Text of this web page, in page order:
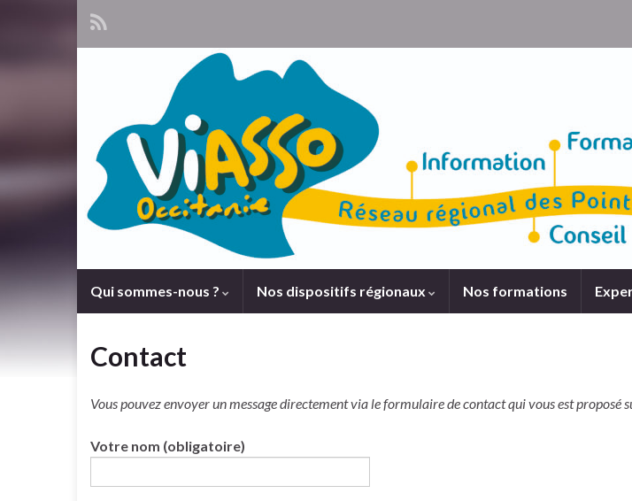
Qui sommes-nous ? Nos dispositifs régionaux Nos formations
Contact
Vous pouvez envoyer un message directement via le formulaire de contact qui vous est proposé
Votre nom (obligatoire)